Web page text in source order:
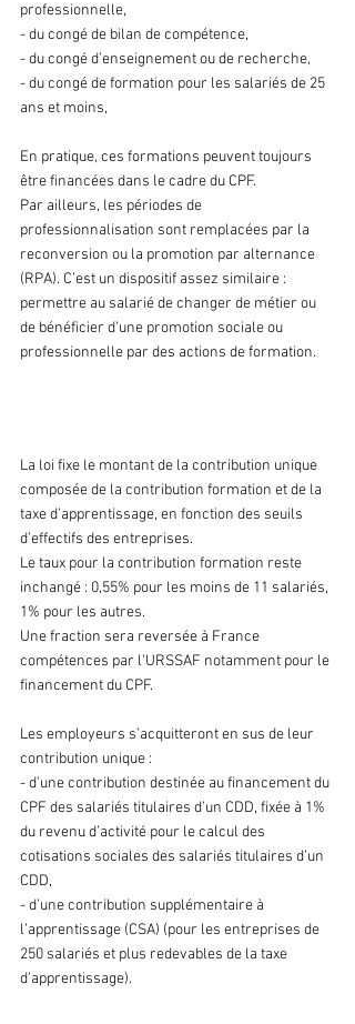
professionnelle,
- du congé de bilan de compétence,
- du congé d’enseignement ou de recherche,
- du congé de formation pour les salariés de 25
ans et moins,
En pratique, ces formations peuvent toujours
être financées dans le cadre du CPF.
Par ailleurs, les périodes de
professionnalisation sont remplacées par la
reconversion ou la promotion par alternance
(RPA). C’est un dispositif assez similaire :
permettre au salarié de changer de métier ou
de bénéficier d’une promotion sociale ou
professionnelle par des actions de formation.
La loi fixe le montant de la contribution unique
composée de la contribution formation et de la
taxe d’apprentissage, en fonction des seuils
d’effectifs des entreprises.
Le taux pour la contribution formation reste
inchangé : 0,55% pour les moins de 11 salariés,
1% pour les autres.
Une fraction sera reversée à France
compétences par l’URSSAF notamment pour le
financement du CPF.
Les employeurs s’acquitteront en sus de leur
contribution unique :
- d’une contribution destinée au financement du
CPF des salariés titulaires d’un CDD, fixée à 1%
du revenu d’activité pour le calcul des
cotisations sociales des salariés titulaires d’un
CDD,
- d’une contribution supplémentaire à
l’apprentissage (CSA) (pour les entreprises de
250 salariés et plus redevables de la taxe
d’apprentissage).